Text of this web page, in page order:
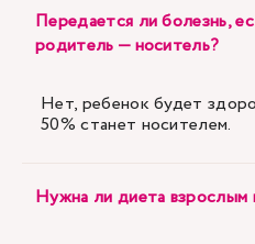
Передается ли болезнь,
родитель — носитель?
Нет, ребенок будет
50% станет носителем.
Нужна ли диета взрослым